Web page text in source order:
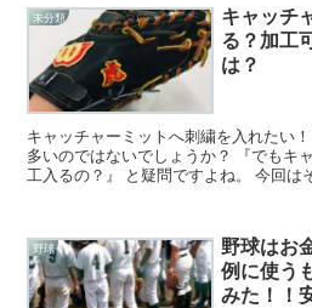
未分類
キャッチ
る？加工
は？
キャッチャーミットへ刺繍を入れたい
多いのではないでしょうか？ 『でもキ
工入るの？』 と疑問ですよね。 今回は
野球
野球はお
例に使う
みた！！